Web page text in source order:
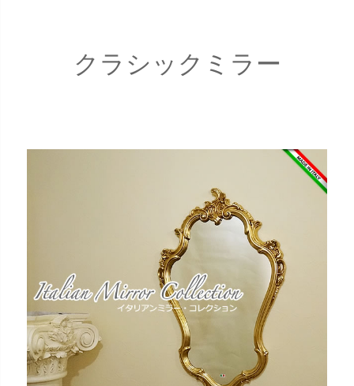
クラシックミラー
キーワード
雑貨のカラー
ゴールド・雑貨
シルバー・雑貨
ホワイト・雑貨
ナチュラル・雑貨
在庫なし商品